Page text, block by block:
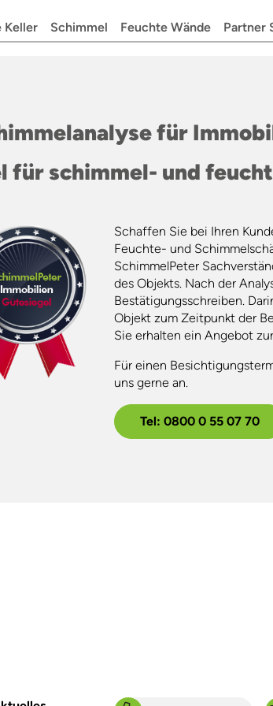
Keller Schimmel Feuchte Wände Partner
für
für schimmel- und
Schaffen Sie bei Ihren
Feuchte- und
SchimmelPeter
des Objekts. Nach der
Bestätigungsschreiben.
Objekt zum Zeitpunkt der
Sie erhalten ein Angebot
Für einen
uns gerne an.
Tel: 0800 0 55 07 70